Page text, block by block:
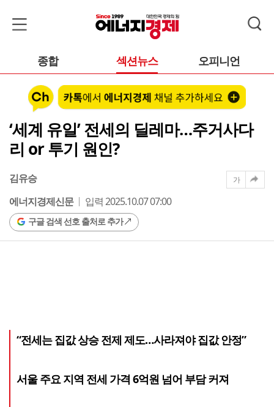
종합 섹션뉴스 오피니언
‘세계 유일’ 전세의 딜레마…주거사다
리 or 투기 원인?
김유승
에너지경제신문
입력 2025.10.07 07:00
구글 검색 선호 출처로 추가
가
“전세는 집값 상승 전제 제도…사라져야 집값 안정”
서울 주요 지역 전세 가격 6억원 넘어 부담 커져